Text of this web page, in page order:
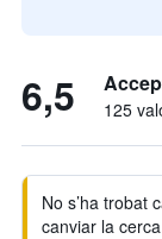
6,5 125
No s’ha trobat
canviar la